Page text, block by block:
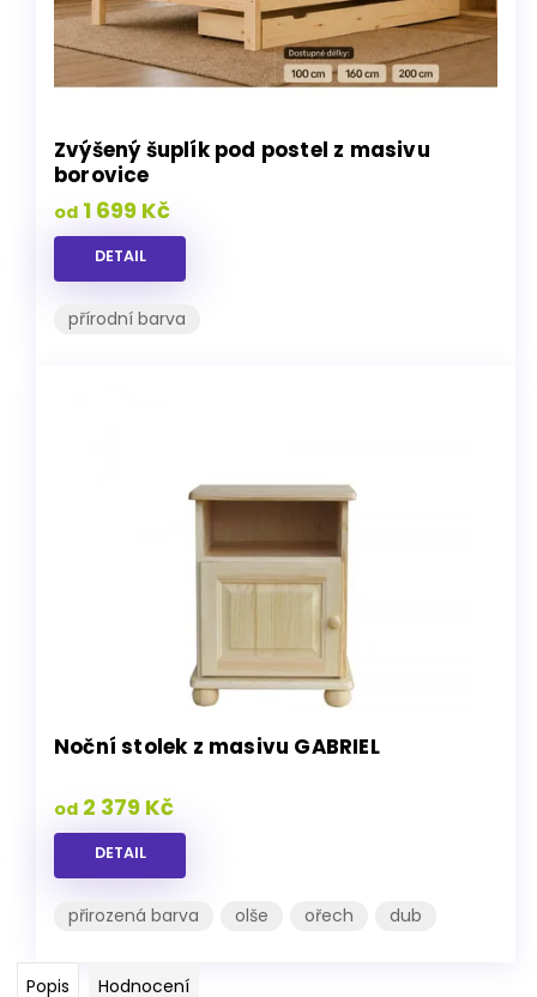
Zvýšený šuplík pod postel z masivu
borovice
od 1 699 Kč
DETAIL
přírodní barva
Noční stolek z masivu GABRIEL
od 2 379 Kč
DETAIL
přirozená barva olše ořech dub
Popis Hodnocení